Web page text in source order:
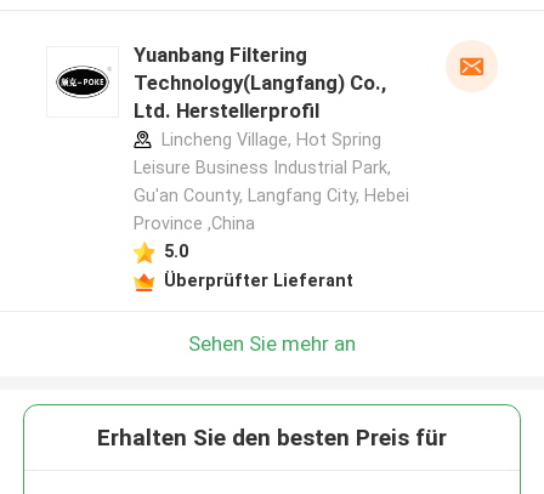
Yuanbang Filtering
Technology(Langfang) Co.,
Ltd. Herstellerprofil
Lincheng Village, Hot Spring
Leisure Business Industrial Park,
Gu'an County, Langfang City, Hebei
Province ,China
5.0
Überprüfter Lieferant
Sehen Sie mehr an
Erhalten Sie den besten Preis für